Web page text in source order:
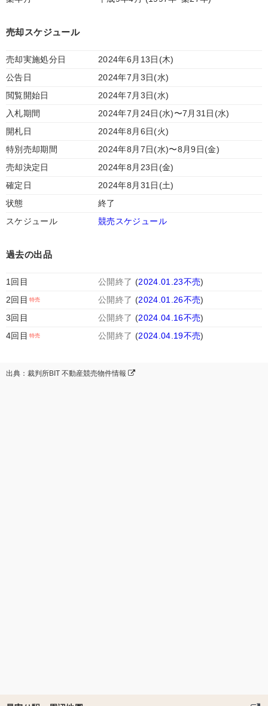
売却スケジュール
売却実施処分日
2024年6月13日(木)
公告日
2024年7月3日(水)
閲覧開始日
2024年7月3日(水)
入札期間
2024年7月24日(水)〜7月31日(水)
開札日
2024年8月6日(火)
特別売却期間
2024年8月7日(水)〜8月9日(金)
売却決定日
2024年8月23日(金)
確定日
2024年8月31日(土)
状態
終了
スケジュール
競売スケジュール
過去の出品
1回目 公開終了 (2024.01.23不売)
2回目
公開終了 (2024.01.26不売)
3回目
公開終了 (2024.04.16不売)
4回目
公開終了 (2024.04.19不売)
出典：裁判所BIT 不動産競売物件情報